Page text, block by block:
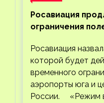
Росавиация
ограничения
Росавиация
которой будет
временного
аэропорты юга и
России. «Режим